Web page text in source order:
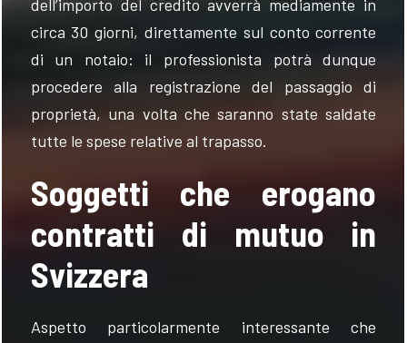
dell’importo del credito avverrà mediamente in
circa 30 giorni, direttamente sul conto corrente
di un notaio: il professionista potrà dunque
procedere alla registrazione del passaggio di
proprietà, una volta che saranno state saldate
tutte le spese relative al trapasso.
Soggetti che erogano
contratti di mutuo in
Svizzera
Aspetto particolarmente interessante che